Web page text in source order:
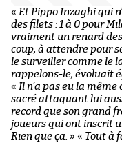
« Et Pippo Inzaghi qui
des filets : 1 à 0 pour
vraiment un renard
coup, à attendre pour
le surveiller comme le
rappelons-le, évoluait
« Il n’a pas eu la
sacré attaquant lui
record que son grand
joueurs qui ont inscrit
Rien que ça. » « Tout à